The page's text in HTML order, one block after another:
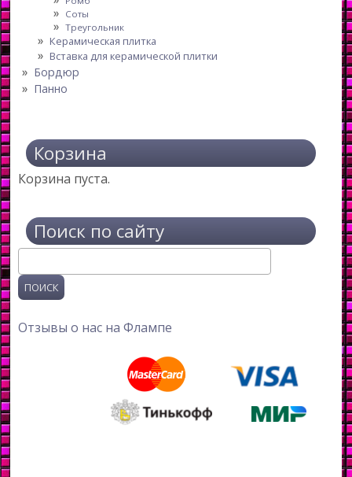
Соты
Треугольник
Керамическая плитка
Вставка для керамической плитки
Бордюр
Панно
Корзина
Корзина пуста.
Поиск по сайту
Отзывы о нас на Флампе